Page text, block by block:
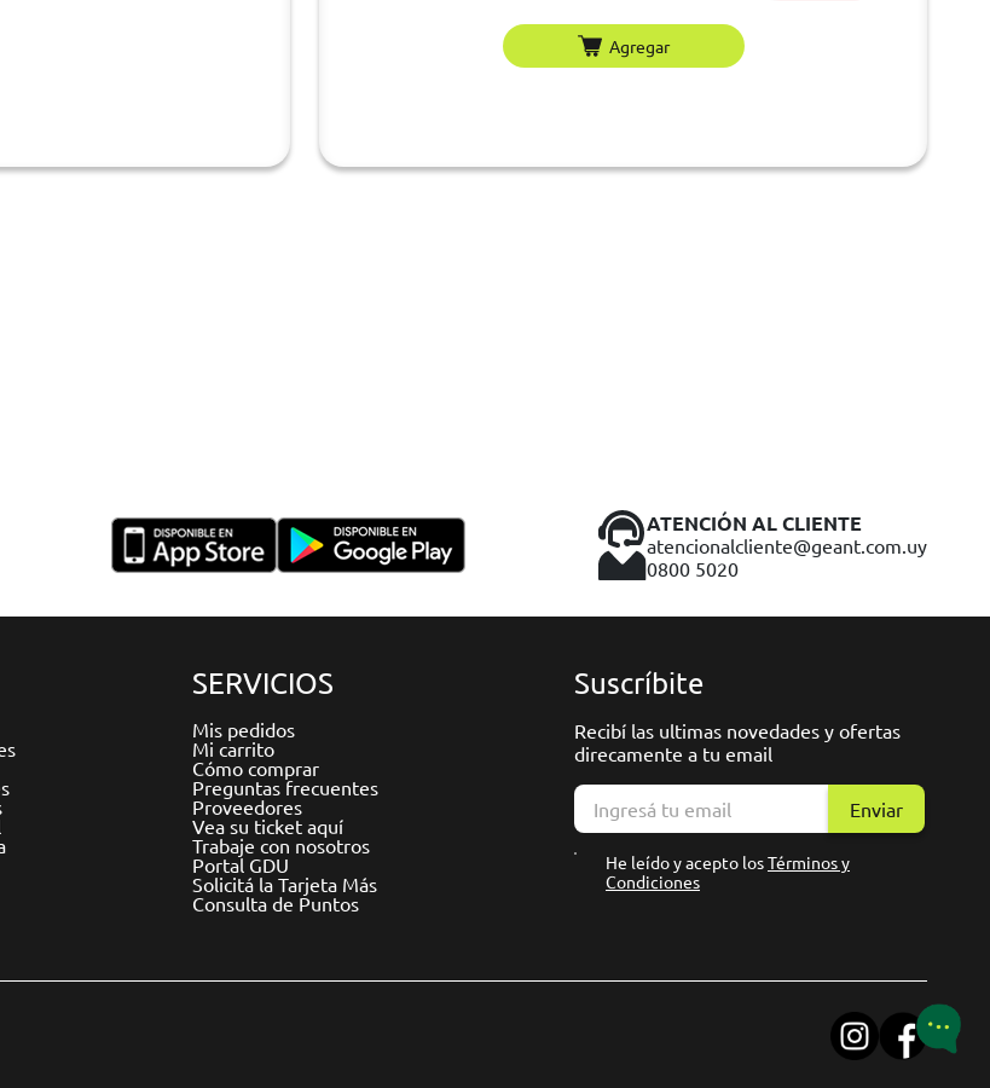
Agregar
ATENCIÓN AL CLIENTE
atencionalcliente@geant.com.uy
0800 5020
SERVICIOS
Mis pedidos
Mi carrito
Cómo comprar
Preguntas frecuentes
Proveedores
Vea su ticket aquí
Trabaje con nosotros
Portal GDU
Solicitá la Tarjeta Más
Consulta de Puntos
Suscríbite
Recibí las ultimas novedades y ofertas
direcamente a tu email
Enviar
He leído y acepto losTérminos y
Condiciones